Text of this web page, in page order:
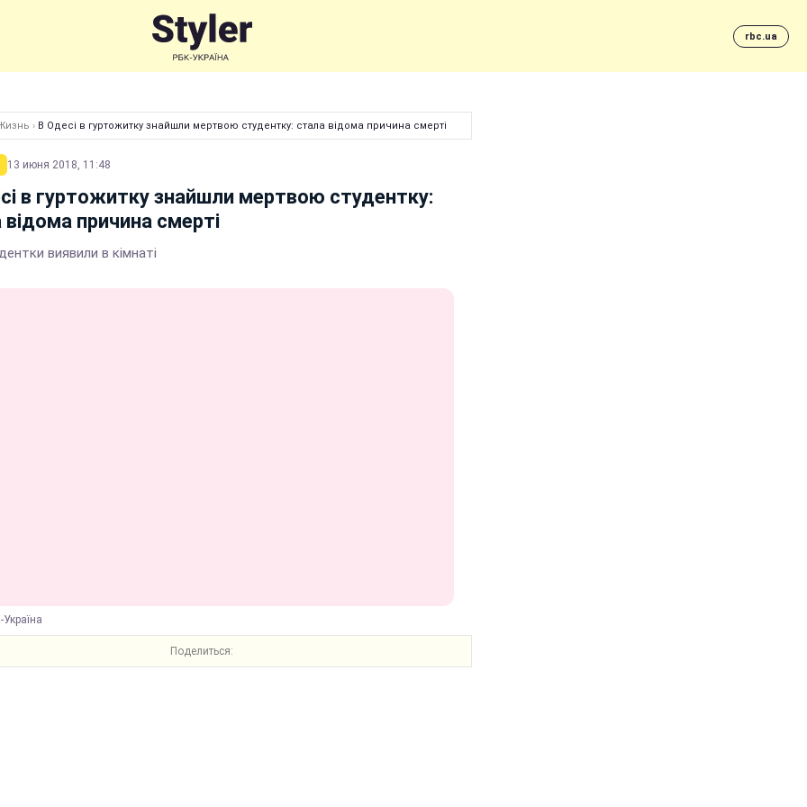
rbc.ua
› В Одесі в гуртожитку знайшли мертвою студентку: стала відома причина смерті
13 июня 2018, 11:48
в гуртожитку знайшли мертвою студентку:
відома причина смерті
виявили в кімнаті
Поделиться: